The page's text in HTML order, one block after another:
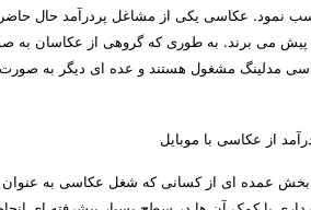
نمود. عکاسی یکی از مشاغل پردرآمد حال
می برند. به طوری که گروهی از عکاسان به
مدلینگ مشغول هستند و عده ای دیگر به
بخش عمده ای از کسانی که شغل عکاسی به عنوان